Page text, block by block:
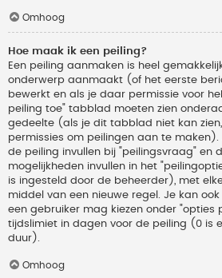
Omhoog
Hoe maak ik een peiling?
Een peiling aanmaken is heel
onderwerp aanmaakt (of het eerste
bewerkt en als je daar permissie voor
peiling toe" tabblad moeten zien
gedeelte (als je dit tabblad niet kan
permissies om peilingen aan te
de peiling invullen bij "peilingsvraag" en
mogelijkheden invullen in het
is ingesteld door de beheerder), met
middel van een nieuwe regel. Je kan
een gebruiker mag kiezen onder "opties
tijdslimiet in dagen voor de peiling (0 is
duur).
Omhoog